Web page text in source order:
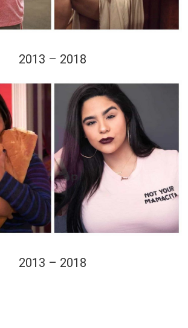
2013 – 2018
2013 – 2018